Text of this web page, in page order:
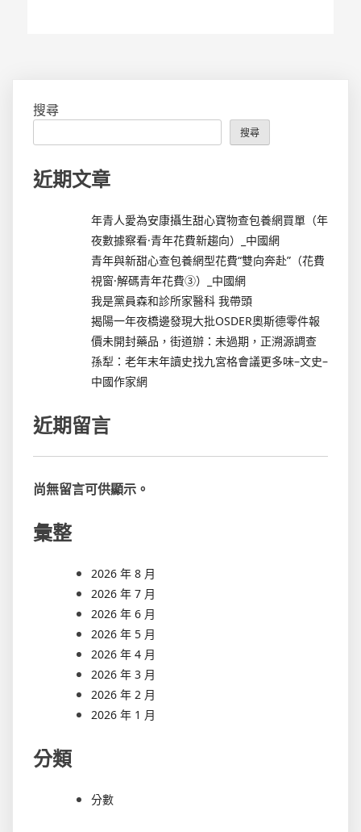
搜尋
搜尋
近期文章
年青人愛為安康攝生甜心寶物查包養網買單（年
夜數據察看·青年花費新趨向）_中國網
青年與新甜心查包養網型花費“雙向奔赴”（花費
視窗·解碼青年花費③）_中國網
我是黨員森和診所家醫科 我帶頭
揭陽一年夜橋邊發現大批OSDER奧斯德零件報
價未開封藥品，街道辦：未過期，正溯源調查
孫犁：老年末年讀史找九宮格會議更多味–文史–
中國作家網
近期留言
尚無留言可供顯示。
彙整
2026 年 8 月
2026 年 7 月
2026 年 6 月
2026 年 5 月
2026 年 4 月
2026 年 3 月
2026 年 2 月
2026 年 1 月
分類
分數